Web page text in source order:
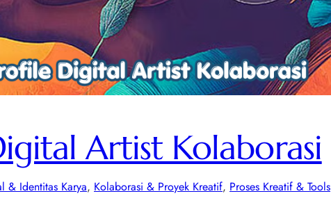
Artist Kolaborasi
& Identitas Karya, Kolaborasi & Proyek Kreatif, Proses Kreatif & Tools